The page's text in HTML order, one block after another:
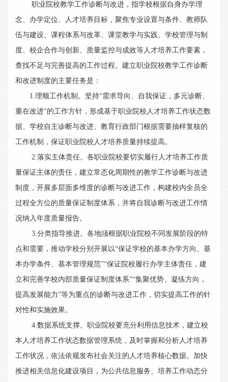
职业院校教学工作诊断与改进，指学校根据自身办学理
念、办学定位、人才培养目标，聚焦专业设置与条件、教师队
伍与建设、课程体系与改革、课堂教学与实践、学校管理与制
度、校企合作与创新、质量监控与成效等人才培养工作要素，
查找不足与完善提高的工作过程。建立职业院校教学工作诊断
和改进制度的主要任务是：
1.理顺工作机制。坚持“需求导向、自我保证，多元诊断、
重在改进”的工作方针，形成基于职业院校人才培养工作状态数
据、学校自主诊断与改进、教育行政部门根据需要抽样复核的
工作机制，保证职业院校人才培养质量持续提高。
2.落实主体责任。各职业院校要切实履行人才培养工作质
量保证主体的责任，建立常态化周期性的教学工作诊断与改进
制度，开展多层面多维度的诊断与改进工作，构建校内全员全
过程全方位的质量保证制度体系，并将自我诊断与改进工作情
况纳入年度质量报告。
3.分类指导推进。各地须根据职业院校不同发展阶段的特
点和需要，推动学校分别开展以“保证学校的基本办学方向、基
本办学条件、基本管理规范”“保证院校履行办学主体责任，建
立和完善学校内部质量保证制度体系”“集聚优势、凝练方向，
提高发展能力”等为重点的诊断与改进工作，切实提高工作的针
对性和实施效果。
4.数据系统支撑。职业院校要充分利用信息技术，建立校
本人才培养工作状态数据管理系统，及时掌握和分析人才培养
工作状况，依法依规发布社会关注的人才培养核心数据。加快
推进相关信息化建设项目，为公共信息服务、培养工作动态分